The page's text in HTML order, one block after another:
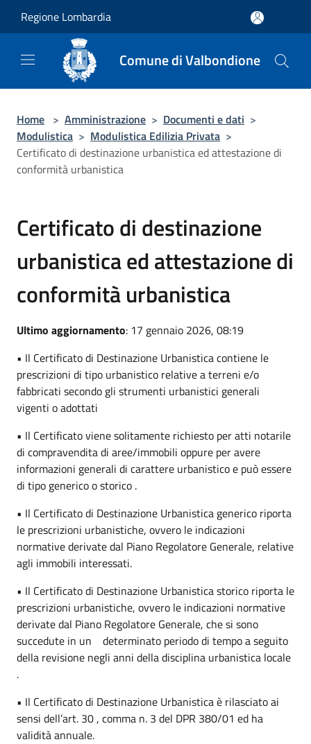
Regione Lombardia
Comune di Valbondione
Home > Amministrazione > Documenti e dati >
Modulistica > Modulistica Edilizia Privata >
Certificato di destinazione urbanistica ed attestazione di
conformità urbanistica
Certificato di destinazione
urbanistica ed attestazione di
conformità urbanistica
Ultimo aggiornamento: 17 gennaio 2026, 08:19
• Il Certificato di Destinazione Urbanistica contiene le
prescrizioni di tipo urbanistico relative a terreni e/o
fabbricati secondo gli strumenti urbanistici generali
vigenti o adottati
• Il Certificato viene solitamente richiesto per atti notarile
di compravendita di aree/immobili oppure per avere
informazioni generali di carattere urbanistico e può essere
di tipo generico o storico .
• Il Certificato di Destinazione Urbanistica generico riporta
le prescrizioni urbanistiche, ovvero le indicazioni
normative derivate dal Piano Regolatore Generale, relative
agli immobili interessati.
• Il Certificato di Destinazione Urbanistica storico riporta le
prescrizioni urbanistiche, ovvero le indicazioni normative
derivate dal Piano Regolatore Generale, che si sono
succedute in un determinato periodo di tempo a seguito
della revisione negli anni della disciplina urbanistica locale
.
• Il Certificato di Destinazione Urbanistica è rilasciato ai
sensi dell’art. 30 , comma n. 3 del DPR 380/01 ed ha
validità annuale.